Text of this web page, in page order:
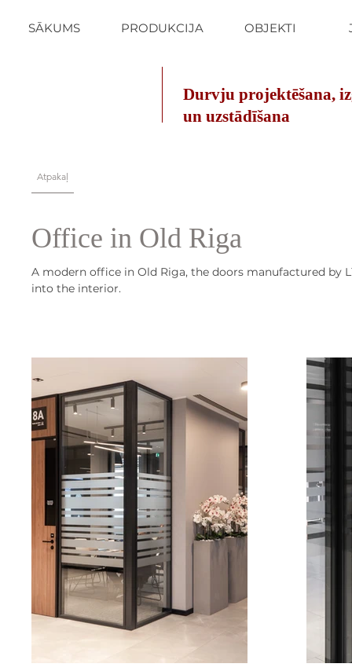
SĀKUMS PRODUKCIJA OBJEKTI
Durvju projektēšana,
un uzstādīšana
Atpakaļ
Office in Old Riga
A modern office in Old Riga, the doors manufactured by
into the interior.